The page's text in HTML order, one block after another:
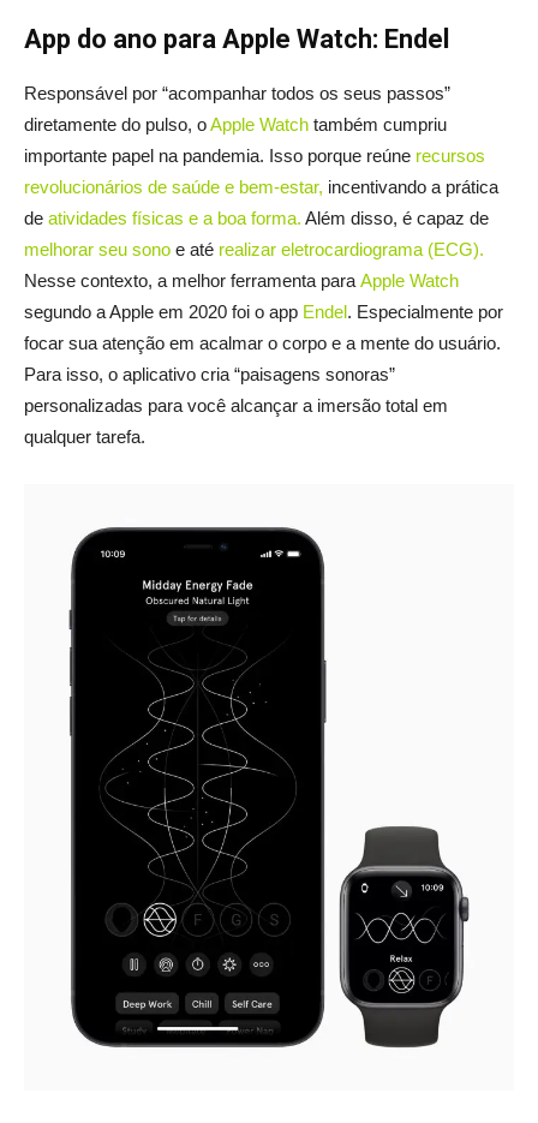
App do ano para Apple Watch: Endel
Responsável por “acompanhar todos os seus passos”
diretamente do pulso, oApple Watch também cumpriu
importante papel na pandemia. Isso porque reúne recursos
revolucionários de saúde e bem-estar, incentivando a prática
de atividades físicas e a boa forma. Além disso, é capaz de
melhorar seu sono e até realizar eletrocardiograma (ECG).
Nesse contexto, a melhor ferramenta para Apple Watch
segundo a Apple em 2020 foi o app Endel. Especialmente por
focar sua atenção em acalmar o corpo e a mente do usuário.
Para isso, o aplicativo cria “paisagens sonoras”
personalizadas para você alcançar a imersão total em
qualquer tarefa.